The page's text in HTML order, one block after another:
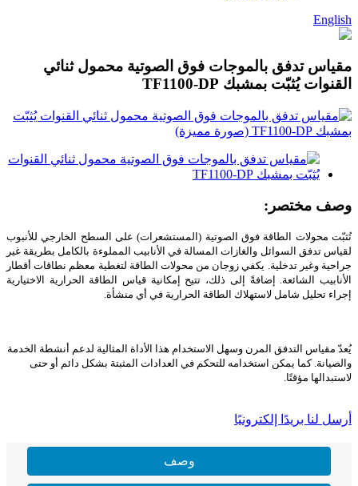
English
مقياس تدفق بالموجات فوق الصوتية محمول ثنائي
القنوات يُثبّت بمشبك TF1100-DP
وصف مختصر:
تُثبّت محولات الطاقة فوق الصوتية (المستشعرات) على السطح الخارجي للأنبوب
لقياس تدفق السوائل والغازات المسالة في الأنابيب المملوءة بالكامل بطريقة غير
جراحية وغير تدخلية. يكفي زوجان من محولات الطاقة لتغطية معظم نطاقات أقطار
الأنابيب الشائعة. إضافةً إلى ذلك، تتيح إمكانية قياس الطاقة الحرارية الاختيارية
إجراء تحليل شامل لاستهلاك الطاقة الحرارية في أي منشأة.
يُعدّ مقياس التدفق المرن وسهل الاستخدام هذا الأداة المثالية لدعم أنشطة الخدمة
والصيانة. كما يمكن استخدامه للتحكم في العدادات المثبتة بشكل دائم أو حتى
لاستبدالها مؤقتًا.
أرسل لنا بريدًا إلكترونيًا
وصف